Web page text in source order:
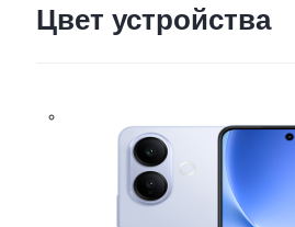
Цвет устройства